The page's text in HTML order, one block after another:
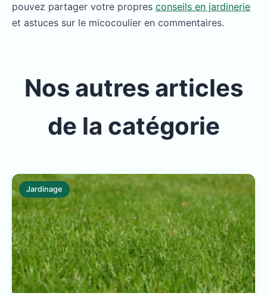
pouvez partager votre propres conseils en jardinerie
et astuces sur le micocoulier en commentaires.
Nos autres articles
de la catégorie
Jardinage